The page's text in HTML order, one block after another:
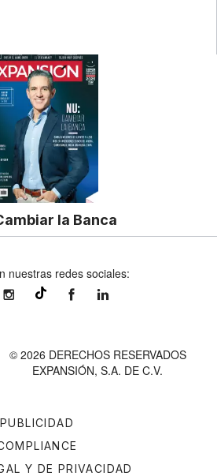
la Banca
PUBLICIDAD
Y DE PRIVACIDAD
nuestras redes sociales:
expansionmx ExpansionMex
© 2026 DERECHOS RESERVADOS
EXPANSIÓN, S.A. DE C.V.